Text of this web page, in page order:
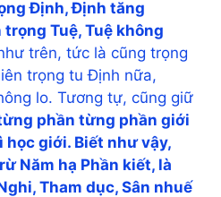
Định, Định tăng
Tuệ, Tuệ không
trên, tức là cũng trọng
trọng tu Định nữa,
lo. Tương tự, cũng giữ
phần từng phần giới
giới. Biết như vậy,
Năm hạ Phần kiết, là
Tham dục, Sân nhuế